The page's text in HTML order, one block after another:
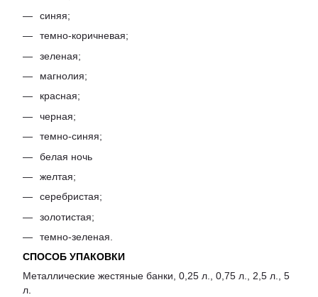
синяя;
темно-коричневая;
зеленая;
магнолия;
красная;
черная;
темно-синяя;
белая ночь
желтая;
серебристая;
золотистая;
темно-зеленая.
СПОСОБ УПАКОВКИ
Металлические жестяные банки, 0,25 л., 0,75 л., 2,5 л., 5
л.